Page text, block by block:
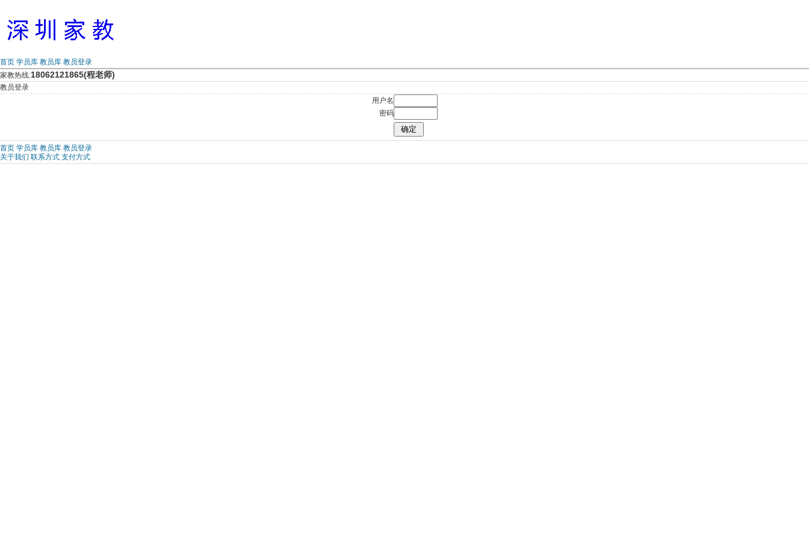
首页 学员库 教员库 教员登录
家教热线:18062121865(程老师)
教员登录
用户名
密码
首页 学员库 教员库 教员登录
关于我们 联系方式 支付方式